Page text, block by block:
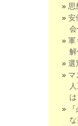
思
安
軍
選
マ
は